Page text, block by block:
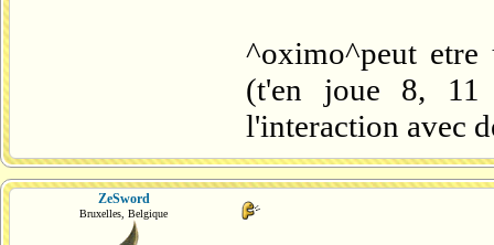
^oximo^peut
(t'en joue 8, 11
l'interaction avec
ZeSword
Bruxelles, Belgique